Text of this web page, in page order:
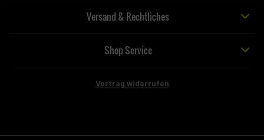
Versand & Rechtliches
Shop Service
Vertrag widerrufen